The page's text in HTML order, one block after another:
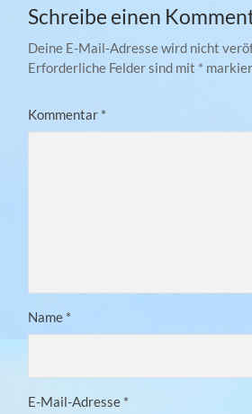
Schreibe einen
Deine E-Mail-Adresse wird nicht
Erforderliche Felder sind mit *
Kommentar *
Name *
E-Mail-Adresse *